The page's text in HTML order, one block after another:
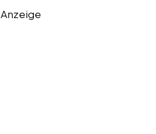
Anzeige